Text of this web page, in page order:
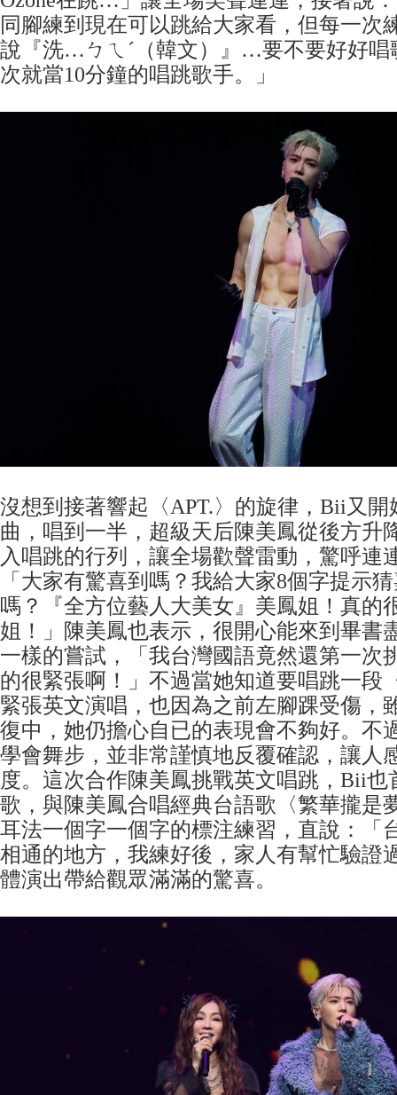
同腳練到現在可以跳給大家看，但每一次
說『洗…ㄅㄟˊ（韓文）』…要不要好好唱
次就當10分鐘的唱跳歌手。」
沒想到接著響起〈APT.〉的旋律，Bii又
曲，唱到一半，超級天后陳美鳳從後方升
入唱跳的行列，讓全場歡聲雷動，驚呼連
「大家有驚喜到嗎？我給大家8個字提示
嗎？『全方位藝人大美女』美鳳姐！真的
姐！」陳美鳳也表示，很開心能來到畢書
一樣的嘗試，「我台灣國語竟然還第一次
的很緊張啊！」不過當她知道要唱跳一段
緊張英文演唱，也因為之前左腳踝受傷，
復中，她仍擔心自已的表現會不夠好。不
學會舞步，並非常謹慎地反覆確認，讓人
度。這次合作陳美鳳挑戰英文唱跳，Bii也
歌，與陳美鳳合唱經典台語歌〈繁華攏是
耳法一個字一個字的標注練習，直說：「
相通的地方，我練好後，家人有幫忙驗證
體演出帶給觀眾滿滿的驚喜。